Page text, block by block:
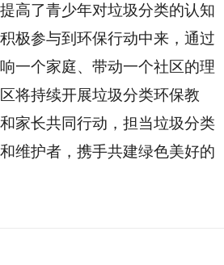
高了青少年对垃圾分类的认知
极参与到环保行动中来，通过
一个家庭、带动一个社区的理
将持续开展垃圾分类环保教
家长共同行动，担当垃圾分类
维护者，携手共建绿色美好的